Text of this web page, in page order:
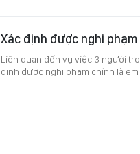
Xác định được nghi
Liên quan đến vụ việc 3 người
định được nghi phạm chính là